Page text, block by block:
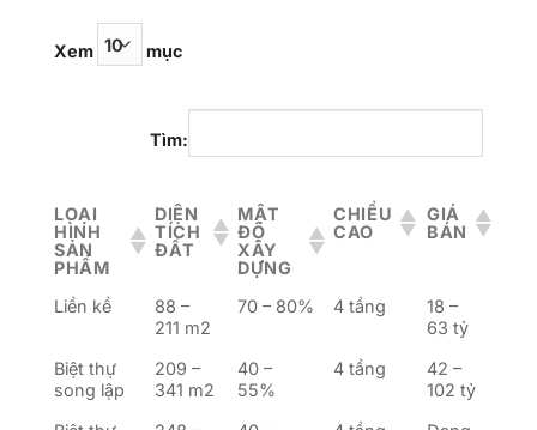
Xem mục
Tìm:
LOẠI
HÌNH
SẢN
PHẨM
DIỆN
TÍCH
ĐẤT
MẬT
ĐỘ
XÂY
DỰNG
CHIỀU
CAO
GIÁ
BÁN
Liền kề
88 –
211 m2
70 – 80% 4 tầng
18 –
63 tỷ
Biệt thự
song lập
209 –
341 m2
40 –
55%
4 tầng
42 –
102 tỷ